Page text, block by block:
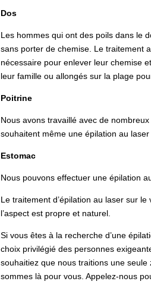
Dos
Les hommes qui ont des poils dans le
sans porter de chemise. Le traitement
nécessaire pour enlever leur chemise
leur famille ou allongés sur la plage
Poitrine
Nous avons travaillé avec de
souhaitent même une épilation au
Estomac
Nous pouvons effectuer une épilation
Le traitement d’épilation au laser sur
l’aspect est propre et naturel.
Si vous êtes à la recherche d’une
choix privilégié des personnes
souhaitiez que nous traitions une
sommes là pour vous. Appelez-nous